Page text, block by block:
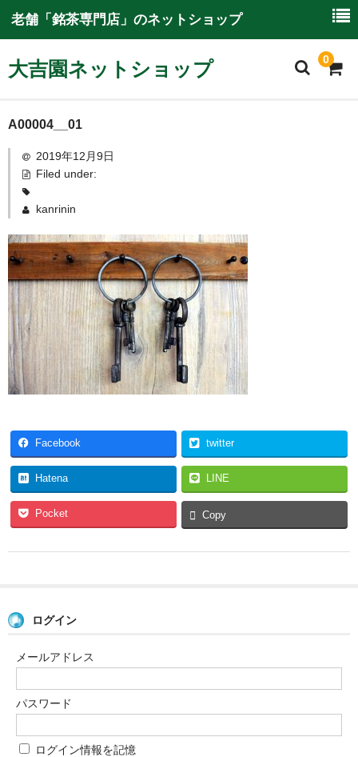
老舗「銘茶専門店」のネットショップ
大吉園ネットショップ 0
ホーム
大吉園ネットショップについて
ご利用ガイド
商品一覧
A00004__01
2019年12月9日
Filed under:
kanrinin
Facebook twitter
Hatena LINE
Pocket Copy
ログイン
メールアドレス
パスワード
ログイン情報を記憶